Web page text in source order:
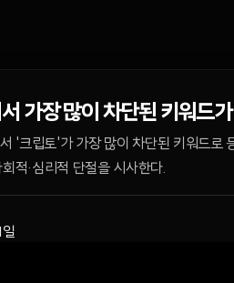
가장 많이 차단된 키워드
'크립토'가 가장 많이 차단된 키워드로
적·심리적 단절을 시사한다.